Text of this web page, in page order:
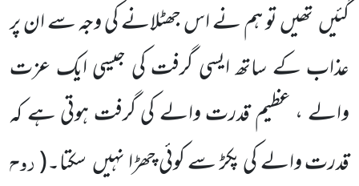
گئیںتھیں تو ہم نےاس جھٹلانے کی وجہ سے ان پر
عذاب کے ساتھ ایسیگرفت کی جیسی ایک عزت
والے ، عظیم قدرت والے کی گرفت ہوتی ہے کہ
قدرت والے کی پکڑ سے کوئی چھڑا نہیںسکتا۔(روح